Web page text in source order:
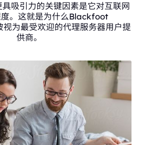
吸引力的关键因素是它对互联网
。这就是为什么Blackfoot
为最受欢迎的代理服务器用户提
供商。